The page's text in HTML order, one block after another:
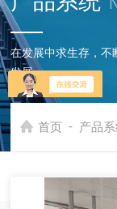
在发展中求生存，不
发展
首页 - 产品